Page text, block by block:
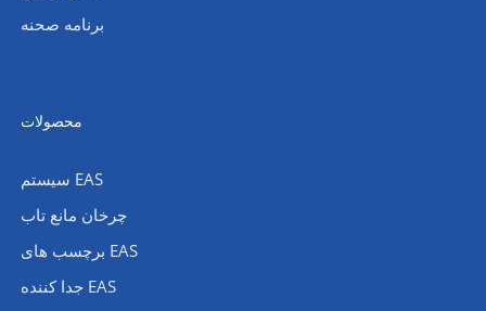
برنامه صحنه
محصولات
سیستم EAS
چرخان مانع تاب
برچسب های EAS
جدا کننده EAS